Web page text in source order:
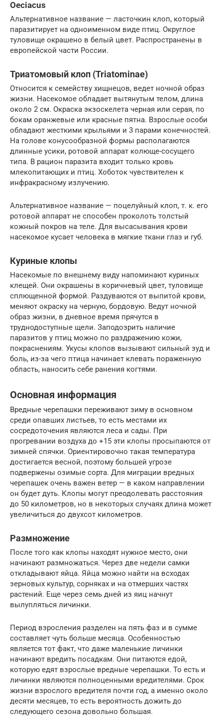
Oeciacus
Альтернативное название — ласточкин клоп, который
паразитирует на одноименном виде птиц. Округлое
туловище окрашено в белый цвет. Распространены в
европейской части России.
Триатомовый клоп (Triatominae)
Относится к семейству хищнецов, ведет ночной образ
жизни. Насекомое обладает вытянутым телом, длина
около 2 см. Окраска экзоскелета черная или серая, по
бокам оранжевые или красные пятна. Взрослые особи
обладают жесткими крыльями и 3 парами конечностей.
На голове конусообразной формы располагаются
длинные усики, ротовой аппарат колюще-сосущего
типа. В рацион паразита входит только кровь
млекопитающих и птиц. Хоботок чувствителен к
инфракрасному излучению.
Альтернативное название — поцелуйный клоп, т. к. его
ротовой аппарат не способен проколоть толстый
кожный покров на теле. Для высасывания крови
насекомое кусает человека в мягкие ткани глаз и губ.
Куриные клопы
Насекомые по внешнему виду напоминают куриных
клещей. Они окрашены в коричневый цвет, туловище
сплющенной формой. Раздуваются от выпитой крови,
меняют окраску на черную, бордовую. Ведут ночной
образ жизни, в дневное время прячутся в
труднодоступные щели. Заподозрить наличие
паразитов у птиц можно по раздражению кожи,
покраснениям. Укусы клопов вызывают сильный зуд и
боль, из-за чего птица начинает клевать пораженную
область, наносить себе ранения когтями.
Основная информация
Вредные черепашки переживают зиму в основном
среди опавших листьев, то есть местами их
сосредоточения являются леса и сады. При
прогревании воздуха до +15 эти клопы просыпаются от
зимней спячки. Ориентировочно такая температура
достигается весной, поэтому большей угрозе
подвержены озимые сорта. Для миграции вредных
черепашек очень важен ветер — в каком направлении
он будет дуть. Клопы могут преодолевать расстояния
до 50 километров, но в некоторых случаях длина может
увеличиться до двухсот километров.
Размножение
После того как клопы находят нужное место, они
начинают размножаться. Через две недели самки
откладывают яйца. Яйца можно найти на всходах
зерновых культур, сорняках и на отмерших частях
растений. Еще через семь дней из яиц начнут
вылупляться личинки.
Период взросления разделен на пять фаз и в сумме
составляет чуть больше месяца. Особенностью
является тот факт, что даже маленькие личинки
начинают вредить посадкам. Они питаются едой,
которую едят взрослые вредные черепашки. То есть и
личинки являются полноценными вредителями. Срок
жизни взрослого вредителя почти год, а именно около
десяти месяцев, то есть вероятность дожить до
следующего сезона довольно большая.